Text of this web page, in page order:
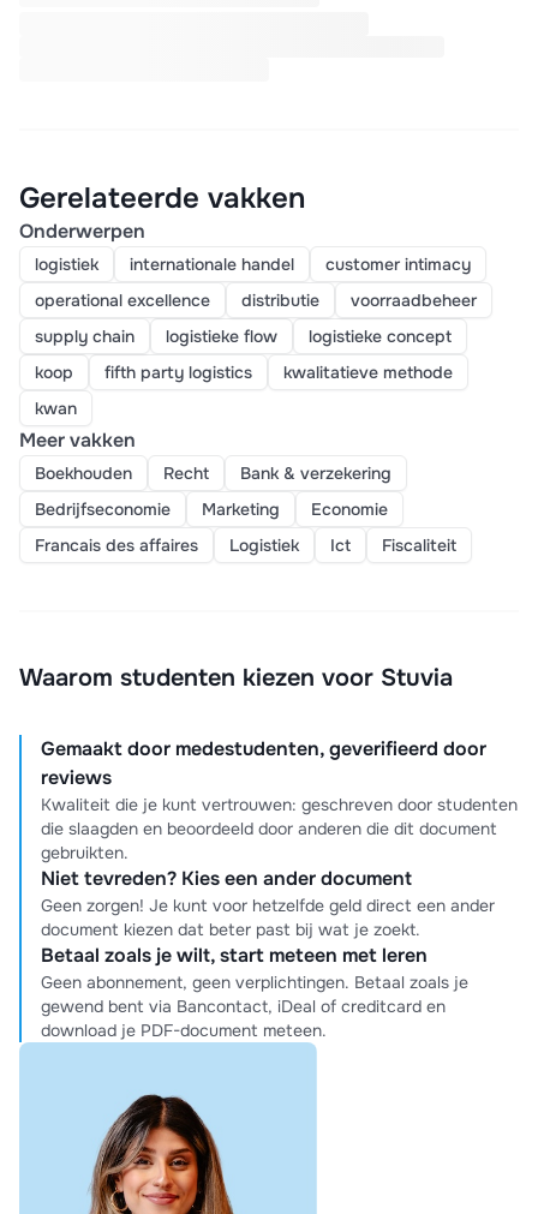
Gerelateerde vakken
Onderwerpen
logistiek internationale handel
customer intimacy
operational excellence
distributie
voorraadbeheer
supply chain
logistieke flow
logistieke concept
koop
fifth party logistics
kwalitatieve methode
kwan
Meer vakken
Boekhouden Recht
Bank & verzekering
Bedrijfseconomie
Marketing
Economie
Francais des affaires
Logistiek Ict Fiscaliteit
Waarom studenten kiezen voor Stuvia
Gemaakt door medestudenten, geverifieerd door
reviews
Kwaliteit die je kunt vertrouwen: geschreven door studenten
die slaagden en beoordeeld door anderen die dit document
gebruikten.
Niet tevreden? Kies een ander document
Geen zorgen! Je kunt voor hetzelfde geld direct een ander
document kiezen dat beter past bij wat je zoekt.
Betaal zoals je wilt, start meteen met leren
Geen abonnement, geen verplichtingen. Betaal zoals je
gewend bent via Bancontact, iDeal of creditcard en
download je PDF-document meteen.